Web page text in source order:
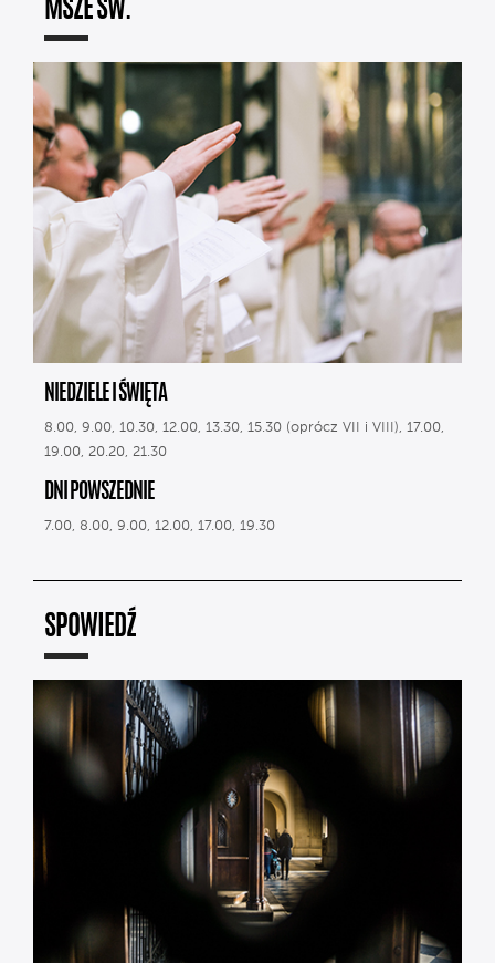
MSZE ŚW.
NIEDZIELE I ŚWIĘTA
8.00, 9.00, 10.30, 12.00, 13.30, 15.30 (oprócz VII i VIII), 17.00,
19.00, 20.20, 21.30
DNI POWSZEDNIE
7.00, 8.00, 9.00, 12.00, 17.00, 19.30
SPOWIEDŹ